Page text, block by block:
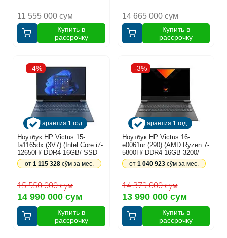
11 555 000 сум
Купить в
рассрочку
14 665 000 сум
Купить в
рассрочку
-4%
Гарантия 1 год
Ноутбук HP Victus 15-
fa1165dx (3V7) (Intel Core i7-
12650H/ DDR4 16GB/ SSD
512GB / 15,6" FHD 144Hz/
6GB GF RTX4050/ Backlit/
14 990 000 сум
15 550 000 сум
от 1 115 328сўм за мес.
Купить в
рассрочку
-3%
Гарантия 1 год
Ноутбук HP Victus 16-
e0061ur (290) (AMD Ryzen 7-
5800H/ DDR4 16GB 3200/
SSD 512GB/ 6GB GeForce
RTX3060/ 16.1 FHD IPS
RUS) Black (4D4U7EA)
13 990 000 сум
14 379 000 сум
от 1 040 923сўм за мес.
Купить в
рассрочку